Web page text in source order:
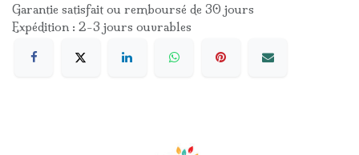
Garantie satisfait ou remboursé de 30 jours
Expédition : 2-3 jours ouvrables